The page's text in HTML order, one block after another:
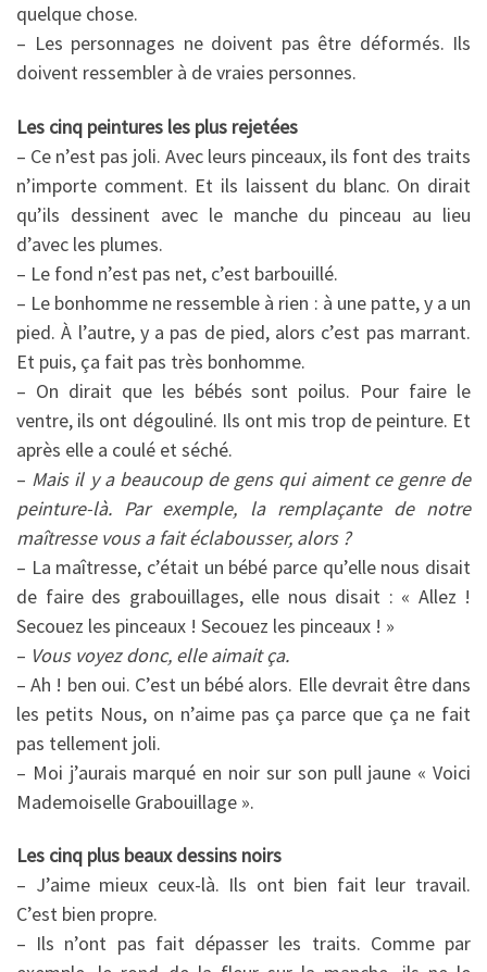
quelque chose.
– Les personnages ne doivent pas être déformés. Ils
doivent ressembler à de vraies personnes.
Les cinq peintures les plus rejetées
– Ce n’est pas joli. Avec leurs pinceaux, ils font des traits
n’importe comment. Et ils laissent du blanc. On dirait
qu’ils dessinent avec le manche du pinceau au lieu
d’avec les plumes.
– Le fond n’est pas net, c’est barbouillé.
– Le bonhomme ne ressemble à rien : à une patte, y a un
pied. À l’autre, y a pas de pied, alors c’est pas marrant.
Et puis, ça fait pas très bonhomme.
– On dirait que les bébés sont poilus. Pour faire le
ventre, ils ont dégouliné. Ils ont mis trop de peinture. Et
après elle a coulé et séché.
– Mais il y a beaucoup de gens qui aiment ce genre de
peinture-là. Par exemple, la remplaçante de notre
maîtresse vous a fait éclabousser, alors ?
– La maîtresse, c’était un bébé parce qu’elle nous disait
de faire des grabouillages, elle nous disait : « Allez !
Secouez les pinceaux ! Secouez les pinceaux ! »
– Vous voyez donc, elle aimait ça.
– Ah ! ben oui. C’est un bébé alors. Elle devrait être dans
les petits Nous, on n’aime pas ça parce que ça ne fait
pas tellement joli.
– Moi j’aurais marqué en noir sur son pull jaune « Voici
Mademoiselle Grabouillage ».
Les cinq plus beaux dessins noirs
– J’aime mieux ceux-là. Ils ont bien fait leur travail.
C’est bien propre.
– Ils n’ont pas fait dépasser les traits. Comme par